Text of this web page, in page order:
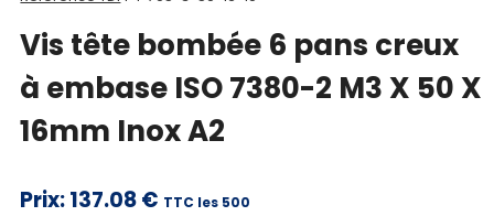
Vis tête bombée 6 pans creux
à embase ISO 7380-2 M3 X 50 X
16mm Inox A2
Prix:137.08 € TTC les 500